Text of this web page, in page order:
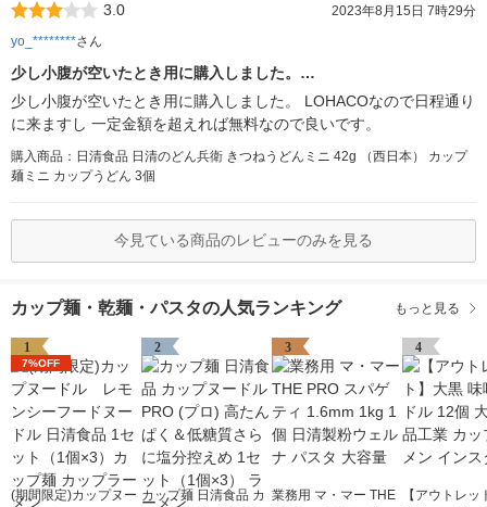
3.0
2023年8月15日 7時29分
yo_********さん
少し小腹が空いたとき用に購入しました。…
少し小腹が空いたとき用に購入しました。 LOHACOなので日程通り
に来ますし 一定金額を超えれば無料なので良いです。
購入商品：日清食品 日清のどん兵衛 きつねうどんミニ 42g （西日本） カップ
麺ミニ カップうどん 3個
今見ている商品のレビューのみを見る
カップ麺・乾麺・パスタの人気ランキング もっと見る
1
7%OFF
(期間限定)カップヌー
2
カップ麺 日清食品 カ
3
業務用 マ・マー THE
4
【アウトレッ